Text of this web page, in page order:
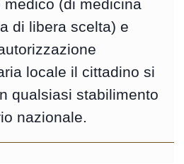
(di medicina
di libera scelta) e
locale il cittadino si
qualsiasi stabilimento
nazionale.